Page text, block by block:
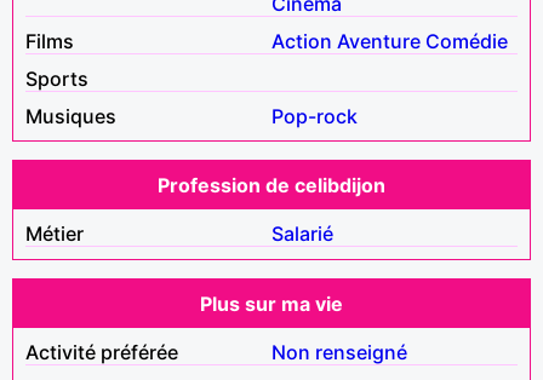
Films
Action Aventure Comédie
Sports
Musiques
Pop-rock
Profession de celibdijon
Métier
Salarié
Plus sur ma vie
Activité préférée
Non renseigné